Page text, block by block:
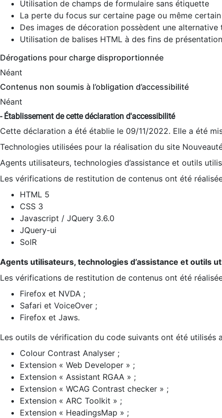
Utilisation de champs de formulaire sans étiquette
La perte du focus sur certaine page ou même
Des images de décoration possèdent une alternative
Utilisation de balises HTML à des fins de
Dérogations pour charge disproportionnée
Néant
Contenus non soumis à l’obligation d’accessibilité
Néant
- Établissement de cette déclaration d'accessibilité
Cette déclaration a été établie le 09/11/2022. Elle a été
Technologies utilisées pour la réalisation du site
Agents utilisateurs, technologies d’assistance et outils
Les vérifications de restitution de contenus ont été
HTML 5
CSS 3
Javascript / JQuery 3.6.0
JQuery-ui
SolR
Agents utilisateurs, technologies d’assistance et outils
Les vérifications de restitution de contenus ont été
Firefox et NVDA ;
Safari et VoiceOver ;
Firefox et Jaws.
Les outils de vérification du code suivants ont été utilisés
Colour Contrast Analyser ;
Extension « Web Developer » ;
Extension « Assistant RGAA » ;
Extension « WCAG Contrast checker » ;
Extension « ARC Toolkit » ;
Extension « HeadingsMap » ;